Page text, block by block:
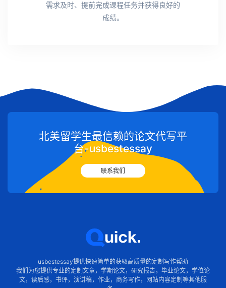
需求及时、提前完成课程任务并获得良好的
成绩。
北美留学生最信赖的论文代写平
台-usbestessay
联系我们
usbestessay提供快速简单的获取高质量的定制写作帮助
我们为您提供专业的定制文章，学期论文，研究报告，毕业论文，学位论
文，读后感，书评，演讲稿，作业，商务写作，网站内容定制等其他服